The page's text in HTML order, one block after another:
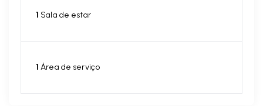
1 Sala de estar
1 Área de serviço